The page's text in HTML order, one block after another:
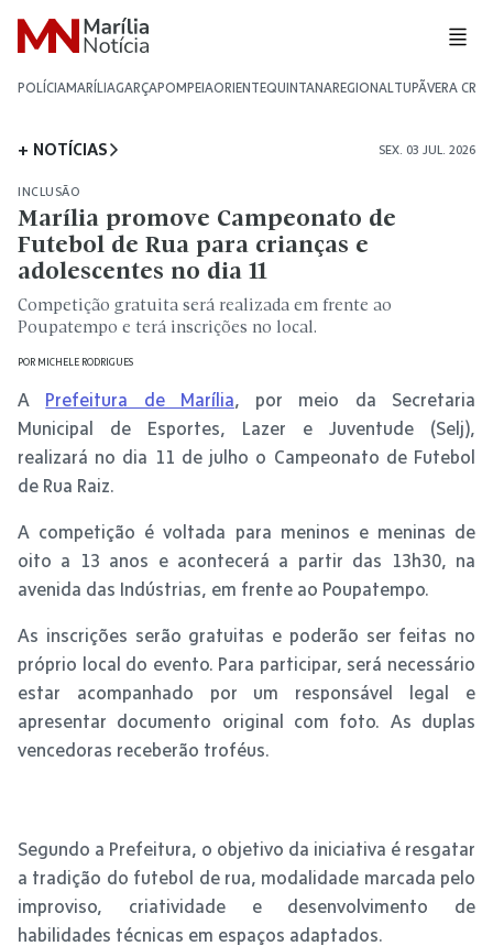
POLÍCIAMARÍLIAGARÇAPOMPEIAORIENTEQUINTANAREGIONALTUPÃVERA CRUZ
+ NOTÍCIAS SEX. 03 JUL. 2026
INCLUSÃO
Marília promove Campeonato de
Futebol de Rua para crianças e
adolescentes no dia 11
Competição gratuita será realizada em frente ao
Poupatempo e terá inscrições no local.
POR MICHELE RODRIGUES
A Prefeitura de Marília, por meio da Secretaria
Municipal de Esportes, Lazer e Juventude (Selj),
realizará no dia 11 de julho o Campeonato de Futebol
de Rua Raiz.
A competição é voltada para meninos e meninas de
oito a 13 anos e acontecerá a partir das 13h30, na
avenida das Indústrias, em frente ao Poupatempo.
As inscrições serão gratuitas e poderão ser feitas no
próprio local do evento. Para participar, será necessário
estar acompanhado por um responsável legal e
apresentar documento original com foto. As duplas
vencedoras receberão troféus.
Segundo a Prefeitura, o objetivo da iniciativa é resgatar
a tradição do futebol de rua, modalidade marcada pelo
improviso, criatividade e desenvolvimento de
habilidades técnicas em espaços adaptados.